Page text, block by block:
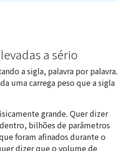
a sério
a sigla, palavra por palavra.
uma carrega peso que a sigla
grande. Quer dizer
bilhões de parâmetros
foram afinados durante o
dizer que o volume de